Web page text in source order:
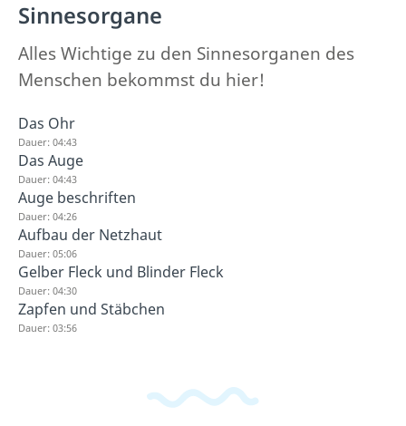
Sinnesorgane
Alles Wichtige zu den Sinnesorganen des
Menschen bekommst du hier!
Das Ohr
Dauer: 04:43
Das Auge
Dauer: 04:43
Auge beschriften
Dauer: 04:26
Aufbau der Netzhaut
Dauer: 05:06
Gelber Fleck und Blinder Fleck
Dauer: 04:30
Zapfen und Stäbchen
Dauer: 03:56